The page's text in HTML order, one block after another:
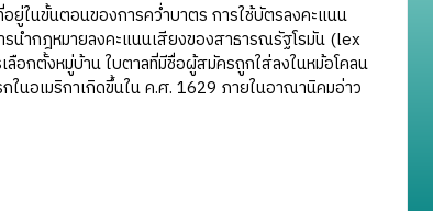
นขั้นตอนของการคว่ำบาตร การใช้บัตรลงคะแนน
นำกฎหมายลงคะแนนเสียงของสาธารณรัฐโรมัน (lex
อกตั้งหมู่บ้าน ใบตาลที่มีชื่อผู้สมัครถูกใส่ลงในหม้อโคลน
นอเมริกาเกิดขึ้นใน ค.ศ. 1629 ภายในอาณานิคมอ่าว